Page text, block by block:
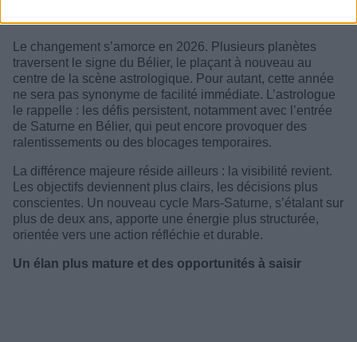
Le changement s’amorce en 2026. Plusieurs planètes
traversent le signe du Bélier, le plaçant à nouveau au
centre de la scène astrologique. Pour autant, cette année
ne sera pas synonyme de facilité immédiate. L’astrologue
le rappelle : les défis persistent, notamment avec l’entrée
de Saturne en Bélier, qui peut encore provoquer des
ralentissements ou des blocages temporaires.
La différence majeure réside ailleurs : la visibilité revient.
Les objectifs deviennent plus clairs, les décisions plus
conscientes. Un nouveau cycle Mars-Saturne, s’étalant sur
plus de deux ans, apporte une énergie plus structurée,
orientée vers une action réfléchie et durable.
Un élan plus mature et des opportunités à saisir